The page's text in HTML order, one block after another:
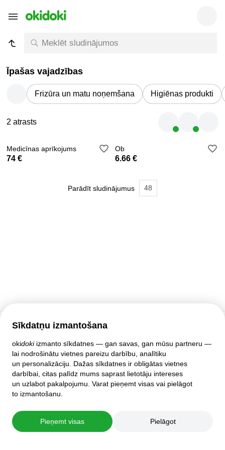
Īpašas vajadzības
Frizūra un matu noņemšana Higiēnas produkti
2 atrasts
Medicīnas aprīkojums
74 €
Ob
6.66 €
Parādīt sludinājumus 48
Sīkdatņu izmantošana
okidokiizmanto sīkdatnes — gan savas, gan mūsu partneru —
lai nodrošinātu vietnes pareizu darbību, analītiku
un personalizāciju. Dažas sīkdatnes ir obligātas vietnes
darbībai, citas palīdz mums saprast lietotāju intereses
un uzlabot pakalpojumu. Varat pieņemt visas vai pielāgot
to izmantošanu.
Pieņemt visas Pielāgot
Klientu atbalsts
Palīdzība
Politika un līgumi
Privātuma iestatījumi
Pilnā mājas lapas versija
© 2007–2026 oki